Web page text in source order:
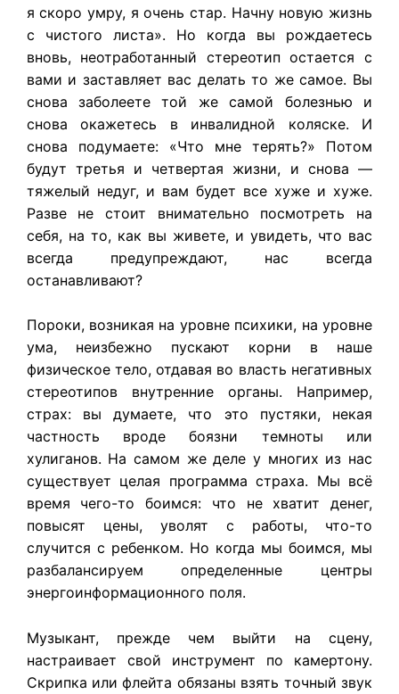
я скоро умру, я очень стар. Начну новую жизнь
с чистого листа». Но когда вы рождаетесь
вновь, неотработанный стереотип остается с
вами и заставляет вас делать то же самое. Вы
снова заболеете той же самой болезнью и
снова окажетесь в инвалидной коляске. И
снова подумаете: «Что мне терять?» Потом
будут третья и четвертая жизни, и снова —
тяжелый недуг, и вам будет все хуже и хуже.
Разве не стоит внимательно посмотреть на
себя, на то, как вы живете, и увидеть, что вас
всегда предупреждают, нас всегда
останавливают?
Пороки, возникая на уровне психики, на уровне
ума, неизбежно пускают корни в наше
физическое тело, отдавая во власть негативных
стереотипов внутренние органы. Например,
страх: вы думаете, что это пустяки, некая
частность вроде боязни темноты или
хулиганов. На самом же деле у многих из нас
существует целая программа страха. Мы всё
время чего-то боимся: что не хватит денег,
повысят цены, уволят с работы, что-то
случится с ребенком. Но когда мы боимся, мы
разбалансируем определенные центры
энергоинформационного поля.
Музыкант, прежде чем выйти на сцену,
настраивает свой инструмент по камертону.
Скрипка или флейта обязаны взять точный звук